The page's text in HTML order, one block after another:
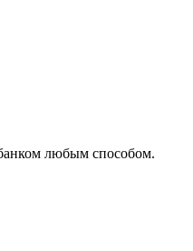
любым способом.